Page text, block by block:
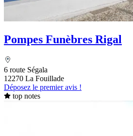
Pompes Funèbres Rigal
6 route Ségala
12270 La Fouillade
Déposez le premier avis !
top notes